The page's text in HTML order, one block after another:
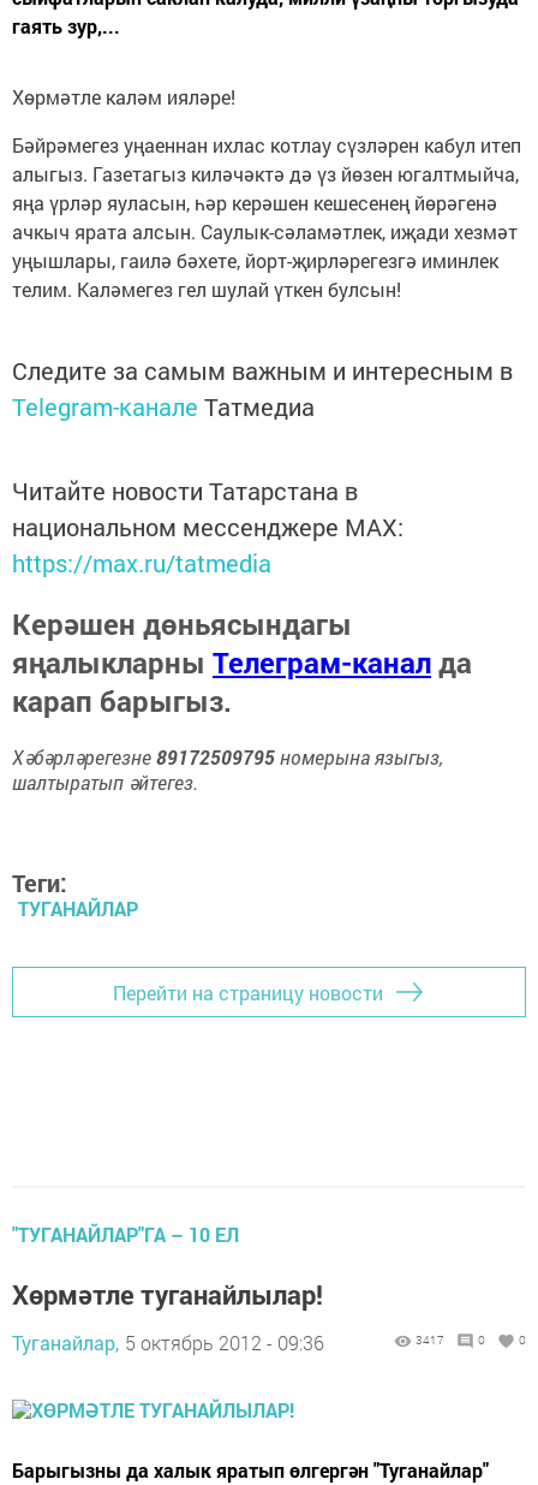
гаять зур,...
Хөрмәтле каләм ияләре!
Бәйрәмегез уңаеннан ихлас котлау сүзләрен кабул итеп
алыгыз. Газетагыз киләчәктә дә үз йөзен югалтмыйча,
яңа үрләр яуласын, һәр керәшен кешесенең йөрәгенә
ачкыч ярата алсын. Саулык-сәламәтлек, иҗади хезмәт
уңышлары, гаилә бәхете, йорт-җирләрегезгә иминлек
телим. Каләмегез гел шулай үткен булсын!
Следите за самым важным и интересным в
Telegram-канале Татмедиа
Читайте новости Татарстана в
национальном мессенджере MАХ:
https://max.ru/tatmedia
Керәшен дөньясындагы
яңалыкларны Телеграм-каналда
карап барыгыз.
Хәбәрләрегезне89172509795номерына языгыз,
шалтыратып әйтегез.
Теги:
ТУГАНАЙЛАР
Перейти на страницу новости
"ТУГАНАЙЛАР"ГА – 10 ЕЛ
Хөрмәтле туганайлылар!
Туганайлар, 5 октябрь 2012 - 09:36 3417 0 0
Барыгызны да халык яратып өлгергән "Туганайлар"